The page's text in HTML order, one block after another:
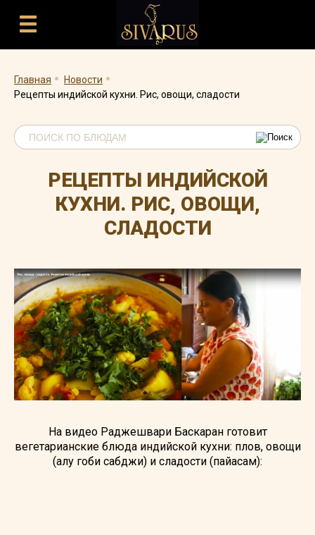
Главная . Новости .
Рецепты индийской кухни. Рис, овощи, сладости
РЕЦЕПТЫ ИНДИЙСКОЙ
КУХНИ. РИС, ОВОЩИ,
СЛАДОСТИ
На видео Раджешвари Баскаран готовит
вегетарианские блюда индийской кухни: плов, овощи
(алу гоби сабджи) и сладости (пайасам):